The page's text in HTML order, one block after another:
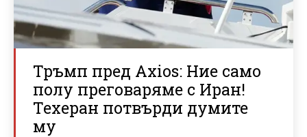
Тръмп пред Axios: Ние само
полу преговаряме с Иран!
Техеран потвърди думите
му